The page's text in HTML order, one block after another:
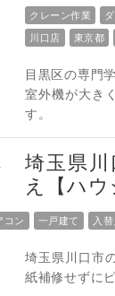
クレーン作業
川口店 東京都
目黒区の専門
室外機が大き
す。
埼玉県
え【ハウ
コン 一戸建て 入
埼玉県川口市
紙補修せずに